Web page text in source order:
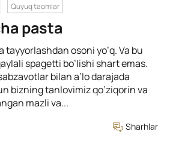
Quyuq taomlar
pasta
osoni yo’q. Va bu
spagetti bo’lishi shart emas.
bilan a’lo darajada
bizning tanlovimiz qo’ziqorin va
mazli va...
Sharhlar